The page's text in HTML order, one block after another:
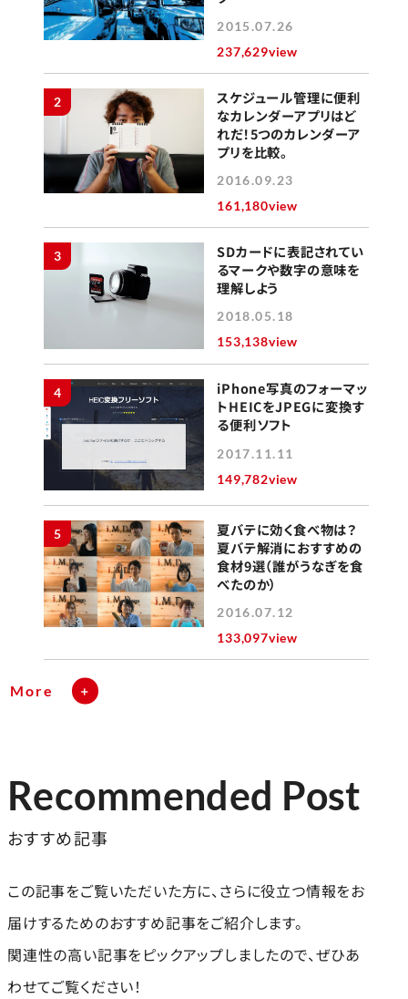
2015.07.26
237,629view
2
スケジュール管理に便利
なカレンダーアプリはど
れだ！5つのカレンダーア
プリを比較。
2016.09.23
161,180view
3
SDカードに表記されてい
るマークや数字の意味を
理解しよう
2018.05.18
153,138view
4
iPhone写真のフォーマッ
トHEICをJPEGに変換す
る便利ソフト
2017.11.11
149,782view
5
夏バテに効く食べ物は？
夏バテ解消におすすめの
食材9選（誰がうなぎを食
べたのか）
2016.07.12
133,097view
More
Recommended Post
おすすめ記事
この記事をご覧いただいた方に、さらに役立つ情報をお
届けするためのおすすめ記事をご紹介します。
関連性の高い記事をピックアップしましたので、ぜひあ
わせてご覧ください！